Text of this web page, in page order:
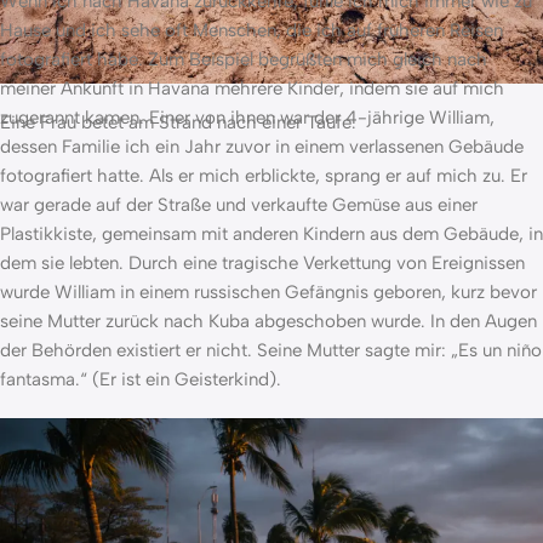
Eine Frau betet am Strand nach einer Taufe.
Hause und ich sehe oft Menschen, die ich auf früheren Reisen
fotografiert habe. Zum Beispiel begrüßten mich gleich nach
meiner Ankunft in Havana mehrere Kinder, indem sie auf mich
zugerannt kamen. Einer von ihnen war der 4-jährige William,
dessen Familie ich ein Jahr zuvor in einem verlassenen Gebäude
fotografiert hatte. Als er mich erblickte, sprang er auf mich zu. Er
war gerade auf der Straße und verkaufte Gemüse aus einer
Plastikkiste, gemeinsam mit anderen Kindern aus dem Gebäude, in
dem sie lebten. Durch eine tragische Verkettung von Ereignissen
wurde William in einem russischen Gefängnis geboren, kurz bevor
seine Mutter zurück nach Kuba abgeschoben wurde. In den Augen
der Behörden existiert er nicht. Seine Mutter sagte mir: „Es un niño
fantasma.“ (Er ist ein Geisterkind).